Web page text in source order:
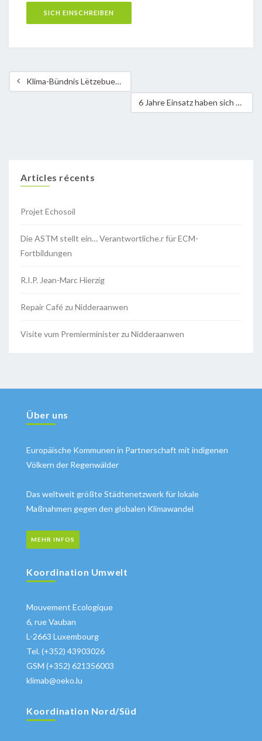
Klima-Bündnis Lëtzebuerg begrüßt ausdrücklich die Ratifizierung der ILO-Konvention 169!
6 Jahre Einsatz haben sich gelohnt: das KB-Lëtzebuerg begrüßt die Ratifizierung der ILO-Konvention 169
Articles récents
Projet Echosoil
Die ASTM stellt ein… Verantwortliche.r für ECM-
Fortbildungen
R.I.P. Jean-Marc Hierzig
Repair Café zu Nidderaanwen
Visite vum Premierminister zu Nidderaanwen
Über uns
Europäische Kommunen in Partnerschaft mit indigenen
Völkern der Regenwälder
Das weltweit größte Städtenetzwerk für lokale
Maßnahmen gegen den globalen Klimawandel
MEHR INFOS
Koordination Umwelt
Mouvement Ecologique
6, rue Vauban
L-2663 Luxembourg
Tel. (+352) 43903026
GSM (+352) 621356003
klimab@oeko.lu
Koordination Nord/Süd